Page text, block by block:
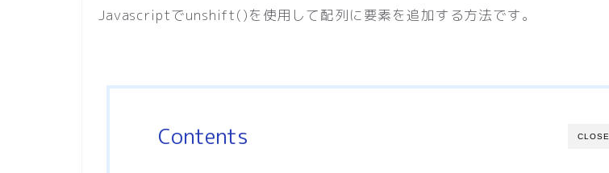
Javascriptでunshift()を使用して配列に要素を追加する方法です。
CLOSE
Contents